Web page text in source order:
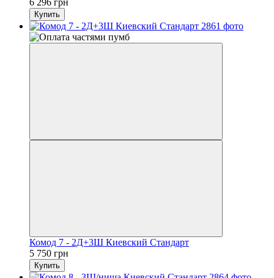
Купить
Комод 7 - 2Д+3Ш Киевский Стандарт
5 750 грн
Купить